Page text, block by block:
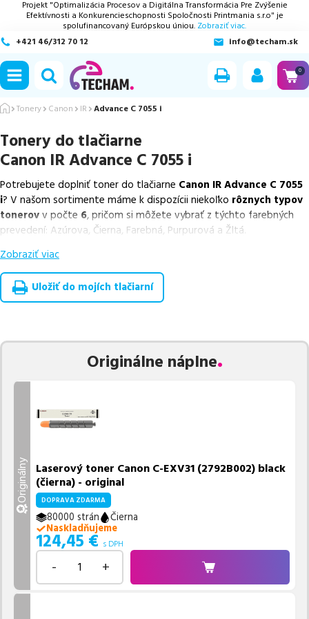
Projekt "Optimalizácia Procesov a Digitálna Transformácia Pre Zvýšenie
Efektívnosti a Konkurencieschopnosti Spoločnosti Printmania s.r.o" je
spolufinancovaný Európskou úniou. Zobraziť viac.
+421 46/312 70 12
info@techam.sk
0
Tonery Canon IR Advance C 7055 i
Tonery do tlačiarne
Canon IR Advance C 7055 i
Potrebujete doplniť toner do tlačiarne Canon IR Advance C 7055
i? V našom sortimente máme k dispozícii niekoľko rôznych typov
tonerovv počte 6, pričom si môžete vybrať z týchto farebných
prevedení: Azúrova, Čierna, Farebná, Purpurová a Žltá.
Z uvedeného množstva dostupných náplní
náplnev počte6ks.
Celá táto certifikovaná ponuka, spĺňajúca normy ISO 9001 a 14001,
Vieme, že pri nákupe zohráva dôležitú úlohu aj dostupnosť. Preto
pravidelne naskladňovať produkty, aby boli ihneď k
dispozícii na odoslanie.
Ak si pri výbere nie ste istí, ktoré riešenie je pre vaše potreby
nás kedykoľvek obrátiť e-mailom alebo telefonicky. Sme tu, aby
sme vám pomohli vybrať to najlepšie riešenie.
Zobraziť viac
Uložiť do mojích tlačiarní
Originálne náplne
Originálny Laserový toner Canon C-EXV31 (2792B002) black
(čierna) - original
DOPRAVA ZDARMA
80000 strán
Čierna
Naskladňujeme
124,45 € s DPH
- +